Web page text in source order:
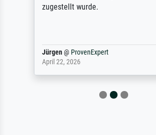
zugestellt wurde.
Jürgen@ ProvenExpert
April 22, 2026